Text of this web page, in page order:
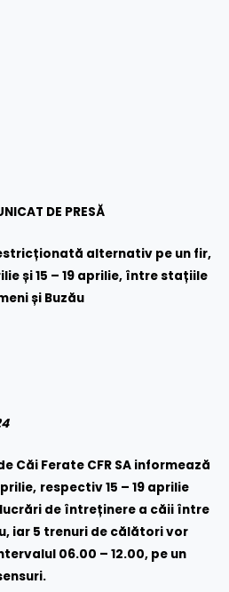
DE PRESĂ
alternativ pe un fir,
și 15 – 19 aprilie, între stațiile
și Buzău
Căi Ferate CFR SA informează
, respectiv 15 – 19 aprilie
de întreținere a căii între
iar 5 trenuri de călători vor
06.00 – 12.00, pe un